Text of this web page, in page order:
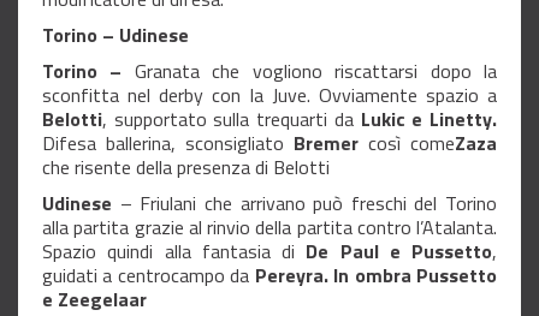
Torino – Udinese
Torino – Granata che vogliono riscattarsi dopo la
sconfitta nel derby con la Juve. Ovviamente spazio a
Belotti, supportato sulla trequarti da Lukic e Linetty.
Difesa ballerina, sconsigliato Bremer così comeZaza
che risente della presenza di Belotti
Udinese – Friulani che arrivano può freschi del Torino
alla partita grazie al rinvio della partita contro l’Atalanta.
Spazio quindi alla fantasia di De Paul e Pussetto,
guidati a centrocampo da Pereyra. In ombra Pussetto
e Zeegelaar